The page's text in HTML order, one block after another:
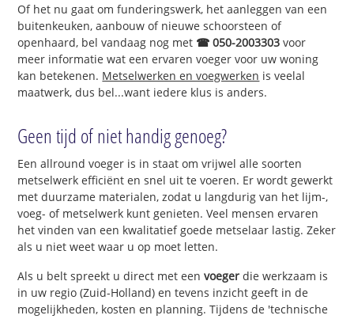
Of het nu gaat om funderingswerk, het aanleggen van een
buitenkeuken, aanbouw of nieuwe schoorsteen of
openhaard, bel vandaag nog met ☎ 050-2003303 voor
meer informatie wat een ervaren voeger voor uw woning
kan betekenen. Metselwerken en voegwerken is veelal
maatwerk, dus bel...want iedere klus is anders.
Geen tijd of niet handig genoeg?
Een allround voeger is in staat om vrijwel alle soorten
metselwerk efficiënt en snel uit te voeren. Er wordt gewerkt
met duurzame materialen, zodat u langdurig van het lijm-,
voeg- of metselwerk kunt genieten. Veel mensen ervaren
het vinden van een kwalitatief goede metselaar lastig. Zeker
als u niet weet waar u op moet letten.
Als u belt spreekt u direct met eenvoeger die werkzaam is
in uw regio (Zuid-Holland) en tevens inzicht geeft in de
mogelijkheden, kosten en planning. Tijdens de 'technische